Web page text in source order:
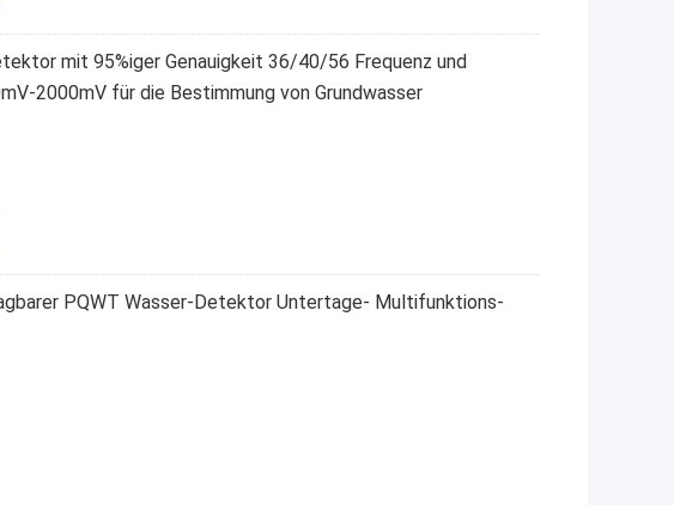
mit 95%iger Genauigkeit 36/40/56 Frequenz und
2000mV für die Bestimmung von Grundwasser
PQWT Wasser-Detektor Untertage- Multifunktions-